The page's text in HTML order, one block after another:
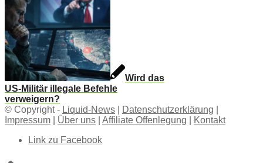
Wird das
US-Militär illegale Befehle
verweigern?
© Copyright - Liquid-News Datenschutzerklärung
Impressum
Über uns Affiliate Offenlegung
Kontakt
Link zu Facebook